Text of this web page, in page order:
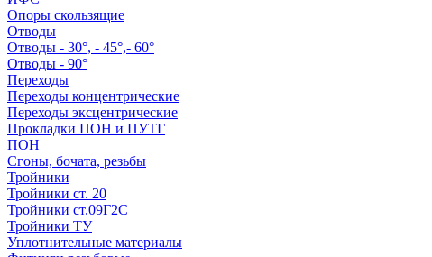
Опоры скользящие
Отводы
Отводы - 30°, - 45°,- 60°
Отводы - 90°
Переходы
Переходы концентрические
Переходы эксцентрические
Прокладки ПОН и ПУТГ
ПОН
Сгоны, бочата, резьбы
Тройники
Тройники ст. 20
Тройники ст.09Г2С
Тройники ТУ
Уплотнительные материалы